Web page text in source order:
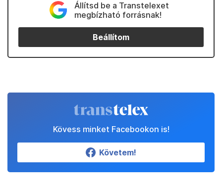
Állítsd be a Transtelexet
megbízható forrásnak!
Beállítom
Kövess minket Facebookon is!
Követem!